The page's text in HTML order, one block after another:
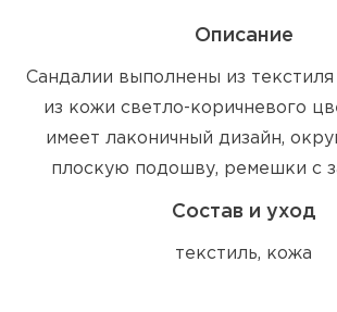
Описание
Сандалии выполнены из текстиля
из кожи светло-коричневого
имеет лаконичный дизайн,
плоскую подошву, ремешки с
Состав и уход
текстиль, кожа